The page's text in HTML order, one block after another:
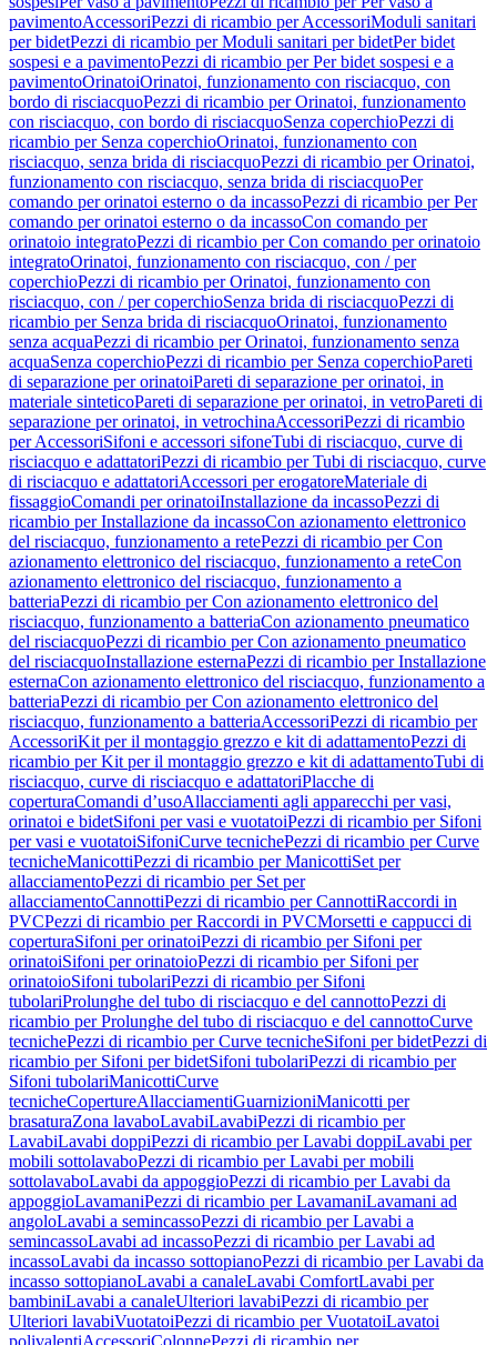
pavimentoAccessoriPezzi di ricambio per AccessoriModuli sanitari
per bidetPezzi di ricambio per Moduli sanitari per bidetPer bidet
sospesi e a pavimentoPezzi di ricambio per Per bidet sospesi e a
pavimentoOrinatoiOrinatoi, funzionamento con risciacquo, con
bordo di risciacquoPezzi di ricambio per Orinatoi, funzionamento
con risciacquo, con bordo di risciacquoSenza coperchioPezzi di
ricambio per Senza coperchioOrinatoi, funzionamento con
risciacquo, senza brida di risciacquoPezzi di ricambio per Orinatoi,
funzionamento con risciacquo, senza brida di risciacquoPer
comando per orinatoi esterno o da incassoPezzi di ricambio per Per
comando per orinatoi esterno o da incassoCon comando per
orinatoio integratoPezzi di ricambio per Con comando per orinatoio
integratoOrinatoi, funzionamento con risciacquo, con / per
coperchioPezzi di ricambio per Orinatoi, funzionamento con
risciacquo, con / per coperchioSenza brida di risciacquoPezzi di
ricambio per Senza brida di risciacquoOrinatoi, funzionamento
senza acquaPezzi di ricambio per Orinatoi, funzionamento senza
acquaSenza coperchioPezzi di ricambio per Senza coperchioPareti
di separazione per orinatoiPareti di separazione per orinatoi, in
materiale sinteticoPareti di separazione per orinatoi, in vetroPareti di
separazione per orinatoi, in vetrochinaAccessoriPezzi di ricambio
per AccessoriSifoni e accessori sifoneTubi di risciacquo, curve di
risciacquo e adattatoriPezzi di ricambio per Tubi di risciacquo, curve
di risciacquo e adattatoriAccessori per erogatoreMateriale di
fissaggioComandi per orinatoiInstallazione da incassoPezzi di
ricambio per Installazione da incassoCon azionamento elettronico
del risciacquo, funzionamento a retePezzi di ricambio per Con
azionamento elettronico del risciacquo, funzionamento a reteCon
azionamento elettronico del risciacquo, funzionamento a
batteriaPezzi di ricambio per Con azionamento elettronico del
risciacquo, funzionamento a batteriaCon azionamento pneumatico
del risciacquoPezzi di ricambio per Con azionamento pneumatico
del risciacquoInstallazione esternaPezzi di ricambio per Installazione
esternaCon azionamento elettronico del risciacquo, funzionamento a
batteriaPezzi di ricambio per Con azionamento elettronico del
risciacquo, funzionamento a batteriaAccessoriPezzi di ricambio per
AccessoriKit per il montaggio grezzo e kit di adattamentoPezzi di
ricambio per Kit per il montaggio grezzo e kit di adattamentoTubi di
risciacquo, curve di risciacquo e adattatoriPlacche di
coperturaComandi d’usoAllacciamenti agli apparecchi per vasi,
orinatoi e bidetSifoni per vasi e vuotatoiPezzi di ricambio per Sifoni
per vasi e vuotatoiSifoniCurve tecnichePezzi di ricambio per Curve
tecnicheManicottiPezzi di ricambio per ManicottiSet per
allacciamentoPezzi di ricambio per Set per
allacciamentoCannottiPezzi di ricambio per CannottiRaccordi in
PVCPezzi di ricambio per Raccordi in PVCMorsetti e cappucci di
coperturaSifoni per orinatoiPezzi di ricambio per Sifoni per
orinatoiSifoni per orinatoioPezzi di ricambio per Sifoni per
orinatoioSifoni tubolariPezzi di ricambio per Sifoni
tubolariProlunghe del tubo di risciacquo e del cannottoPezzi di
ricambio per Prolunghe del tubo di risciacquo e del cannottoCurve
tecnichePezzi di ricambio per Curve tecnicheSifoni per bidetPezzi di
ricambio per Sifoni per bidetSifoni tubolariPezzi di ricambio per
Sifoni tubolariManicottiCurve
tecnicheCopertureAllacciamentiGuarnizioniManicotti per
brasaturaZona lavaboLavabiLavabiPezzi di ricambio per
LavabiLavabi doppiPezzi di ricambio per Lavabi doppiLavabi per
mobili sottolavaboPezzi di ricambio per Lavabi per mobili
sottolavaboLavabi da appoggioPezzi di ricambio per Lavabi da
appoggioLavamaniPezzi di ricambio per LavamaniLavamani ad
angoloLavabi a semincassoPezzi di ricambio per Lavabi a
semincassoLavabi ad incassoPezzi di ricambio per Lavabi ad
incassoLavabi da incasso sottopianoPezzi di ricambio per Lavabi da
incasso sottopianoLavabi a canaleLavabi ComfortLavabi per
bambiniLavabi a canaleUlteriori lavabiPezzi di ricambio per
Ulteriori lavabiVuotatoiPezzi di ricambio per VuotatoiLavatoi
polivalentiAccessoriColonnePezzi di ricambio per